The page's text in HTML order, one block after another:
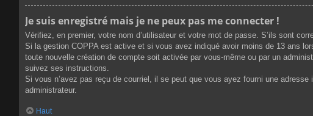
Je suis enregistré mais je ne peux pas me connecter !
Vérifiez, en premier, votre nom d’utilisateur et votre mot de passe. S’ils sont
Si la gestion COPPA est active et si vous avez indiqué avoir moins de 13 ans
toute nouvelle création de compte soit activée par vous-même ou par un
suivez ses instructions.
Si vous n’avez pas reçu de courriel, il se peut que vous ayez fourni une
administrateur.
Haut